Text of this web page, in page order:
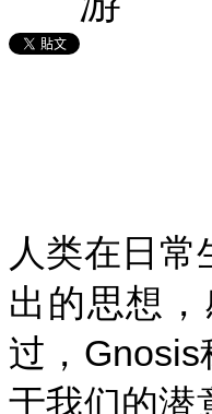
人类在日
出的思想
过，
于我们的潜